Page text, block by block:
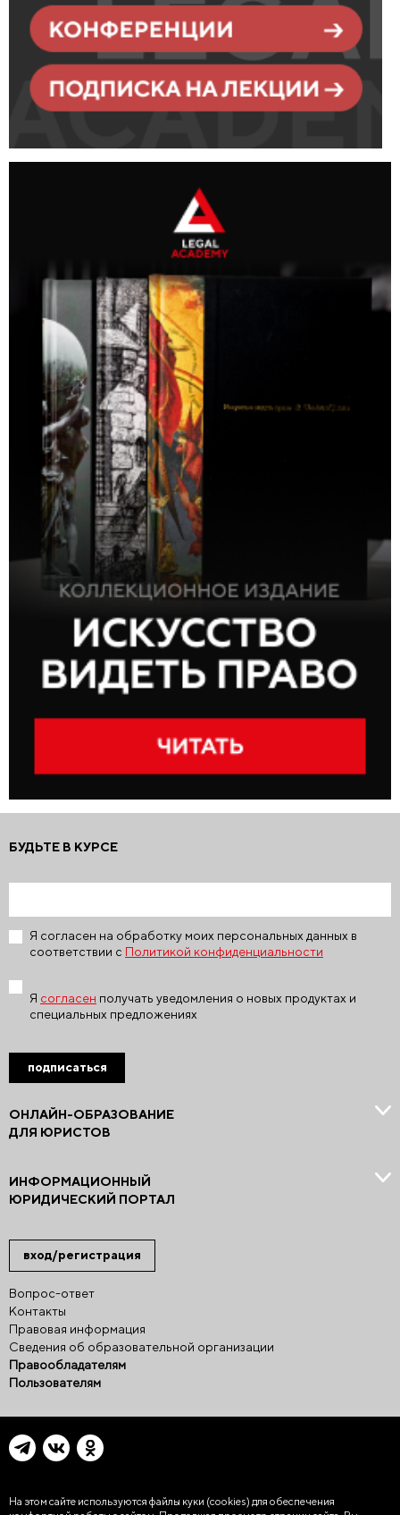
вход/регистрация
Вопрос-ответ
Контакты
Правовая информация
Сведения об образовательной организации
Правообладателям
Пользователям
ОНЛАЙН-ОБРАЗОВАНИЕ
ДЛЯ ЮРИСТОВ
ИНФОРМАЦИОННЫЙ
ЮРИДИЧЕСКИЙ ПОРТАЛ
БУДЬТЕ В КУРСЕ
Я согласен на обработку моих персональных данных в
соответствии с Политикой конфиденциальности
Я согласен получать уведомления о новых продуктах и
специальных предложениях
подписаться
На этом сайте используются файлы куки (cookies) для обеспечения